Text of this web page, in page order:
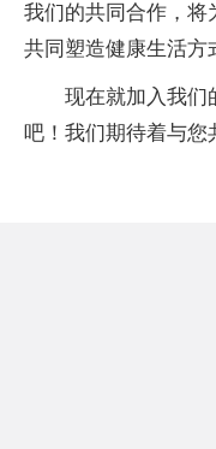
我们的共同合作，将
共同塑造健康生活方
现在就加入我们
吧！我们期待着与您